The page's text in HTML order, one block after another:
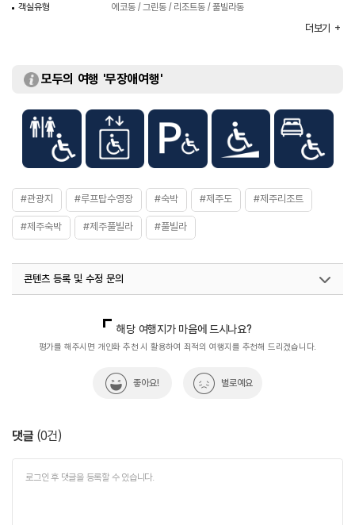
객실유형
에코동 / 그린동 / 리조트동 / 풀빌라동
더보기
모두의 여행 '무장애여행'
#관광지 #루프탑수영장 #숙박 #제주도 #제주리조트
#제주숙박 #제주풀빌라 #풀빌라
콘텐츠 등록 및 수정 문의
열린관광콘텐츠팀(열린관광-모두의여행)
033-738-3425
해당 여행지가 마음에 드시나요?
평가를 해주시면 개인화 추천 시 활용하여 최적의 여행지를 추천해 드리겠습니다.
좋아요! 별로예요
댓글 (0건)